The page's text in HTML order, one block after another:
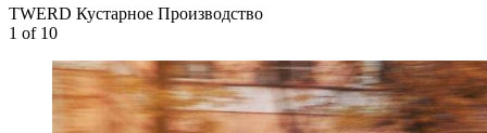
TWERD Кустарное Производство
1 of 10